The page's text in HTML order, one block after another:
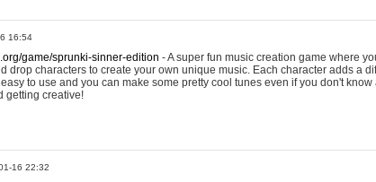
16:54
game/sprunki-sinner-edition - A super fun music creation game where
drop characters to create your own unique music. Each character adds a
to use and you can make some pretty cool tunes even if you don't
getting creative!
16 22:32